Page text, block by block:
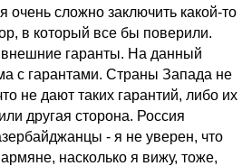
очень сложно заключить какой-то
в который все бы поверили.
гаранты. На данный
с гарантами. Страны Запада не
не дают таких гарантий, либо их
другая сторона. Россия
- я не уверен, что
насколько я вижу, тоже,